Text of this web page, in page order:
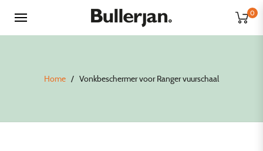
0
Home / Vonkbeschermer voor Ranger vuurschaal